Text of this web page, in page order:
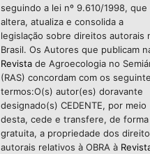
seguindo a lei nº 9.610/1998, que
altera, atualiza e consolida a
legislação sobre direitos autorais
Brasil. Os Autores que publicam
Revista de Agroecologia no
(RAS) concordam com os
termos:O(s) autor(es) doravante
designado(s) CEDENTE, por meio
desta, cede e transfere, de forma
gratuita, a propriedade dos
autorais relativos à OBRA à